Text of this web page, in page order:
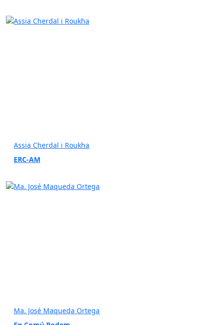
Assia Cherdal i Roukha
ERC-AM
Ma. José Maqueda Ortega